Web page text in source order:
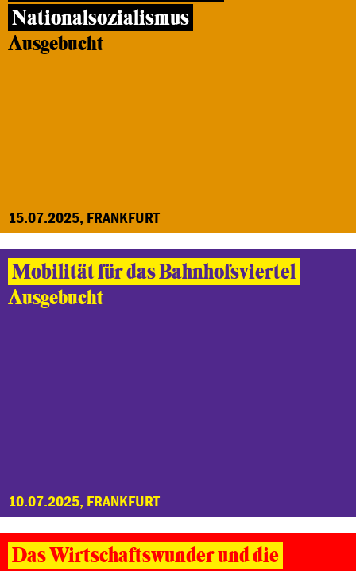
Nationalsozialismus
Ausgebucht
15.07.2025, FRANKFURT
Mobilität für das Bahnhofsviertel
Ausgebucht
10.07.2025, FRANKFURT
Das Wirtschaftswunder und die